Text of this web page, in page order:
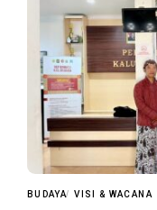
BUDAYA VISI & WACANA